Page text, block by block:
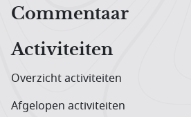
Hoofdnavigatiemenu
Commentaar
Activiteiten
Overzicht activiteiten
Afgelopen activiteiten